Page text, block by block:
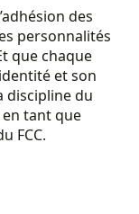
des
personnalités
que chaque
et son
discipline du
tant que
FCC.